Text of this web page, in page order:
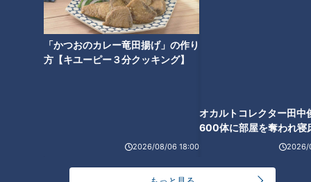
「かつおのカレー竜田揚げ」の作り
方【キユーピー３分クッキング】
2026/08/06 18:00
オカルトコレクター田中
2026/
ゃきてる」と答えるくみ。生口島に到着したところで残り３時
間半。疲れた体にムチを打ちながら、2人はさらにグッズ配り
に奮闘します。そんな中、お店に立ち寄ると店員さんから「彼
氏と彼女？」と聞かれ…。